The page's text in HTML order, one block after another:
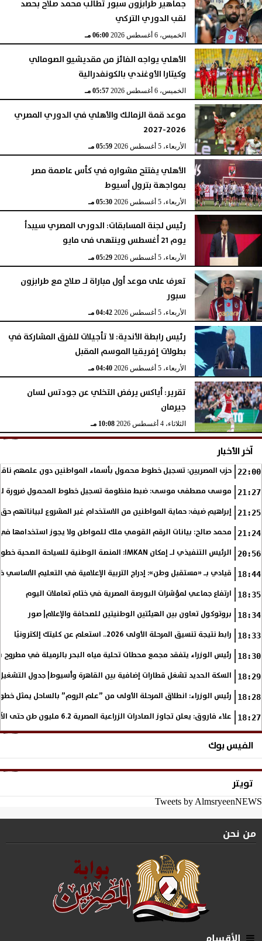
جماهير طرابزون سبور تُطالب محمد صلاح بحصد
لقب الدوري التركي
الخميس، 6 أغسطس 2026 06:00 مـ
الأهلي يواجه الفائز من مقديشيو الصومالي
وكيتارا الأوغندي بالكونفدرالية
الخميس، 6 أغسطس 2026 05:57 مـ
موعد قمة الزمالك والأهلي في الدوري المصري
2026-2027
الأربعاء، 5 أغسطس 2026 05:59 مـ
الأهلي يفتتح مشواره في كأس عاصمة مصر
بمواجهة بترول أسيوط
الأربعاء، 5 أغسطس 2026 05:30 مـ
رئيس لجنة المسابقات: الدورى المصري سيبدأ
يوم 21 أغسطس وينتهى فى مايو
الأربعاء، 5 أغسطس 2026 05:29 مـ
تعرف على موعد أول مباراة لـ صلاح مع طرابزون
سبور
الأربعاء، 5 أغسطس 2026 04:42 مـ
رئيس رابطة الأندية: لا تأجيلات للفرق المشاركة في
بطولات إفريقيا الموسم المقبل
الأربعاء، 5 أغسطس 2026 04:40 مـ
تقرير: أياكس يرفض التخلي عن جودتس لسان
جيرمان
الثلاثاء، 4 أغسطس 2026 10:08 مـ
آخر الأخبار
22:00 حزب المصريين: تسجيل خطوط محمول بأسماء المواطنين دون علمهم
21:27 موسى مصطفى موسى: ضبط منظومة تسجيل خطوط المحمول ضرورة لحماية
21:25 إبراهيم ضيف: حماية المواطنين من الاستخدام غير المشروع لبياناتهم
21:24 محمد صالح: بيانات الرقم القومي ملك للمواطن ولا يجوز
20:56 الرئيس التنفيذي لـ إمكان IMKAN: المنصة الوطنية للسياحة الصحية خطوة استراتيجية لتعزيز مكانة مصر على خريطة...
18:44 قيادي بـ «مستقبل وطن»: إدراج التربية الإعلامية في التعليم
18:35 ارتفاع جماعي لمؤشرات البورصة المصرية في ختام تعاملات اليوم
18:34 بروتوكول تعاون بين الهيئتين الوطنيتين للصحافة والإعلام| صور
18:33 رابط نتيجة تنسيق المرحلة الأولى 2026.. استعلم عن كليتك إلكترونيًا
18:30 رئيس الوزراء يتفقد مجمع محطات تحلية مياه البحر بالرميلة في مطروح بطاقة 125 ألف
18:29 السكة الحديد تشغل قطارات إضافية بين القاهرة وأسيوط| جدول
18:28 رئيس الوزراء: انطلاق المرحلة الأولى من ”علم الروم” بالساحل يمثل
18:27 علاء فاروق: يعلن تجاوز الصادرات الزراعية المصرية 6.2 مليون طن حتى الآن
الفيس بوك
تويتر
Tweets by AlmsryeenNEWS
من نحن